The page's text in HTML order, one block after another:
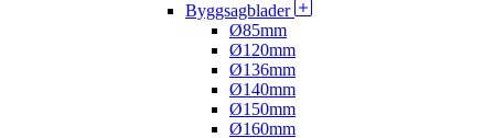
Byggsagblader
Ø85mm
Ø120mm
Ø136mm
Ø140mm
Ø150mm
Ø160mm